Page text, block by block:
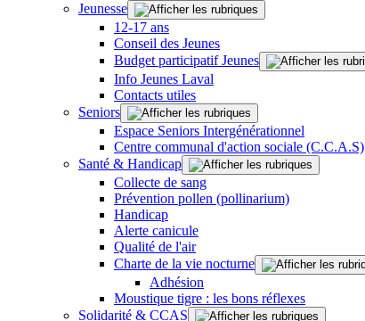
Jeunesse
12-17 ans
Conseil des Jeunes
Budget participatif Jeunes
Info Jeunes Laval
Contacts utiles
Seniors
Espace Seniors Intergénérationnel
Centre communal d'action sociale (C.C.A.S)
Santé & Handicap
Collecte de sang
Prévention pollen (pollinarium)
Handicap
Alerte canicule
Qualité de l'air
Charte de la vie nocturne
Adhésion
Moustique tigre : les bons réflexes
Solidarité & CCAS